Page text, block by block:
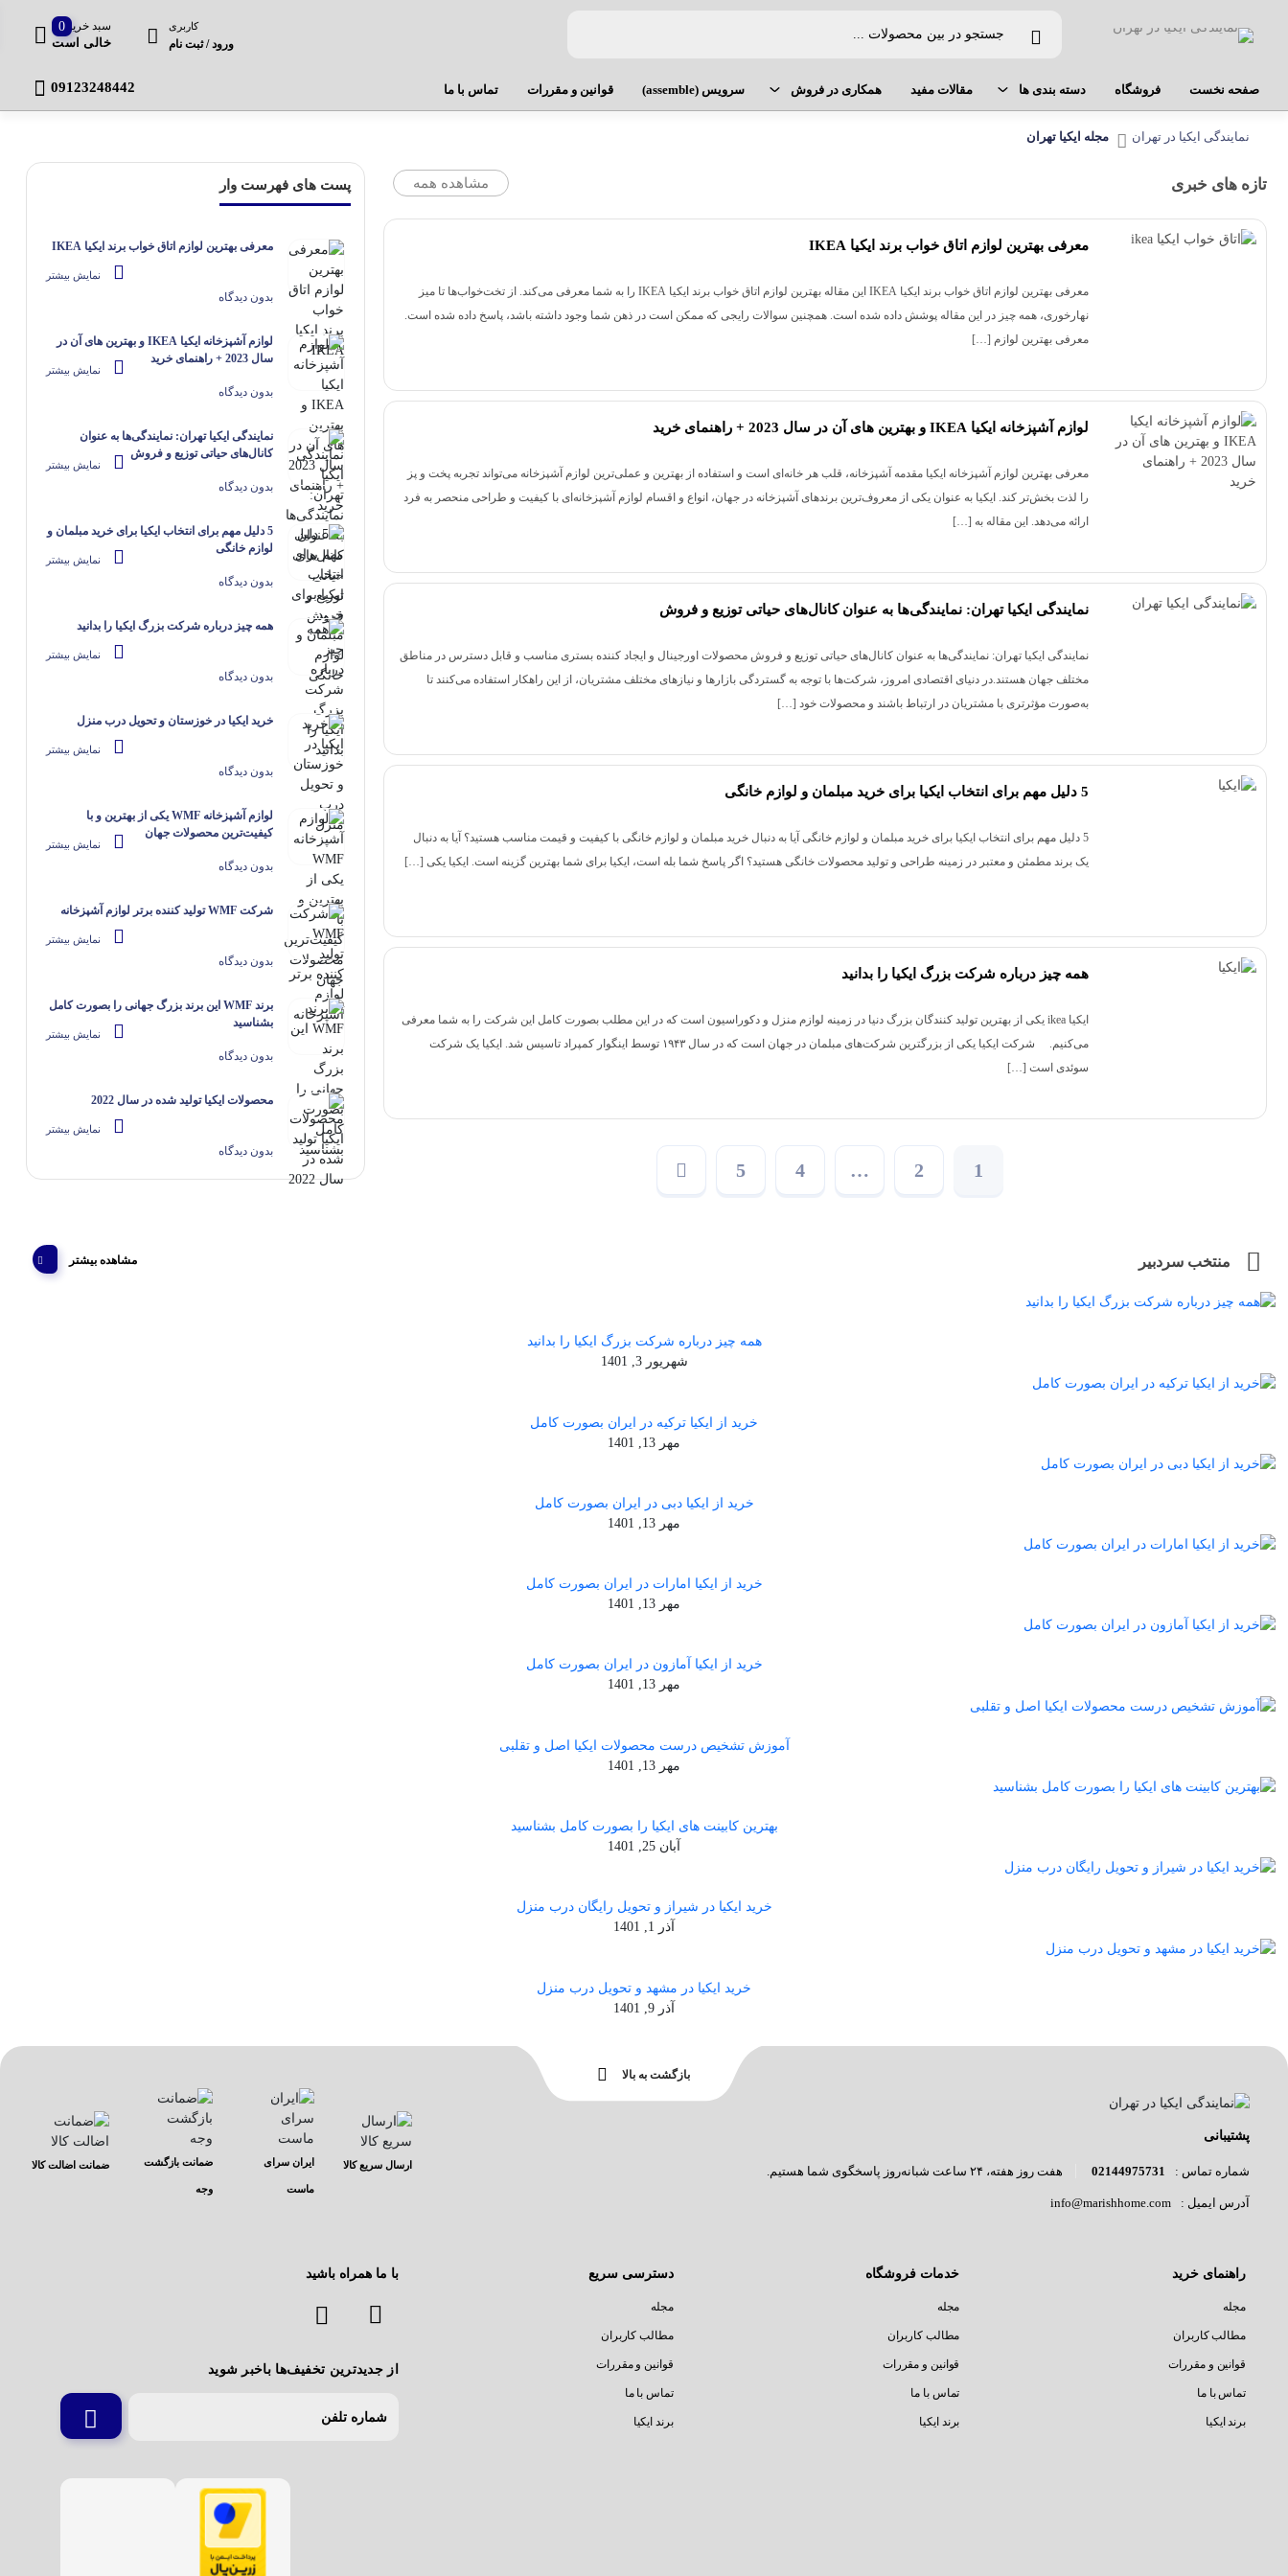
کاربری
ورود / ثبت نام
سبد خرید
خالی است
0
صفحه نخست فروشگاه دسته بندی ها
لوازم اشپزخانه
ست کفگیر و ملاقه
انواع استند
قاشق و چنگال
کتری و قوری
شیر جوش/قهوه جوش
سس خوری و اب لیمو خوری
قیچی
جا ادویه و سرویس غذاخوری
ابکش و ابگیر
کاسه و پیاله
پارچ و بطری
لوازم بهداشتی
لوازم کودک و نوجوان
محصولات برند WMF
مقالات مفید همکاری در فروش
ورود به حساب همکاری در فروش
سرویس (assemble) قوانین و مقررات تماس با ما 09123248442
نمایندگی ایکیا در تهران مجله ایکیا تهران
تازه های خبری مشاهده همه
معرفی بهترین لوازم اتاق خواب برند ایکیا IKEA
معرفی بهترین لوازم اتاق خواب برند ایکیا IKEA این مقاله بهترین لوازم اتاق خواب برند ایکیا IKEA را به شما معرفی می‌کند. از تخت‌خواب‌ها تا میز
نهارخوری، همه چیز در این مقاله پوشش داده شده است. همچنین سوالات رایجی که ممکن است در ذهن شما وجود داشته باشد، پاسخ داده شده است.
معرفی بهترین لوازم […]
لوازم آشپزخانه ایکیا IKEA و بهترین های آن در سال 2023 + راهنمای خرید
معرفی بهترین لوازم آشپزخانه ایکیا مقدمه آشپزخانه، قلب هر خانه‌ای است و استفاده از بهترین و عملی‌ترین لوازم آشپزخانه می‌تواند تجربه پخت و پز
را لذت بخش‌تر کند. ایکیا به عنوان یکی از معروف‌ترین برندهای آشپزخانه در جهان، انواع و اقسام لوازم آشپزخانه‌ای با کیفیت و طراحی منحصر به فرد
ارائه می‌دهد. این مقاله به […]
نمایندگی ایکیا تهران: نمایندگی‌ها به عنوان کانال‌های حیاتی توزیع و فروش
نمایندگی ایکیا تهران: نمایندگی‌ها به عنوان کانال‌های حیاتی توزیع و فروش محصولات اورجینال و ایجاد کننده بستری مناسب و قابل دسترس در مناطق
مختلف جهان هستند.در دنیای اقتصادی امروز، شرکت‌ها با توجه به گستردگی بازارها و نیازهای مختلف مشتریان، از این راهکار استفاده می‌کنند تا
به‌صورت مؤثرتری با مشتریان در ارتباط باشند و محصولات خود […]
5 دلیل مهم برای انتخاب ایکیا برای خرید مبلمان و لوازم خانگی
5 دلیل مهم برای انتخاب ایکیا برای خرید مبلمان و لوازم خانگی آیا به دنبال خرید مبلمان و لوازم خانگی با کیفیت و قیمت مناسب هستید؟ آیا به دنبال
یک برند مطمئن و معتبر در زمینه طراحی و تولید محصولات خانگی هستید؟ اگر پاسخ شما بله است، ایکیا برای شما بهترین گزینه است. ایکیا یکی […]
همه چیز درباره شرکت بزرگ ایکیا را بدانید
ایکیا ikea یکی از بهترین تولید کنندگان بزرگ دنیا در زمینه لوازم منزل و دکوراسیون است که در این مطلب بصورت کامل این شرکت را به شما معرفی
می‌کنیم. شرکت ایکیا یکی از بزرگترین شرکت‌های مبلمان در جهان است که در سال ۱۹۴۳ توسط اینگوار کمپراد تاسیس شد. ایکیا یک شرکت
سوئدی است […]
1
2
…
4
5
پست های فهرست وار
معرفی بهترین لوازم اتاق خواب برند ایکیا IKEA
بدون دیدگاه
نمایش بیشتر
لوازم آشپزخانه ایکیا IKEA و بهترین های آن در
سال 2023 + راهنمای خرید
بدون دیدگاه
نمایش بیشتر
نمایندگی ایکیا تهران: نمایندگی‌ها به عنوان
کانال‌های حیاتی توزیع و فروش
بدون دیدگاه
نمایش بیشتر
5 دلیل مهم برای انتخاب ایکیا برای خرید مبلمان و
لوازم خانگی
بدون دیدگاه
نمایش بیشتر
همه چیز درباره شرکت بزرگ ایکیا را بدانید
بدون دیدگاه
نمایش بیشتر
خرید ایکیا در خوزستان و تحویل درب منزل
بدون دیدگاه
نمایش بیشتر
لوازم آشپزخانه WMF یکی از بهترین و با
کیفیت‌ترین محصولات جهان
بدون دیدگاه
نمایش بیشتر
شرکت WMF تولید کننده برتر لوازم آشپزخانه
بدون دیدگاه
نمایش بیشتر
برند WMF این برند بزرگ جهانی را بصورت کامل
بشناسید
بدون دیدگاه
نمایش بیشتر
محصولات ایکیا تولید شده در سال 2022
بدون دیدگاه
نمایش بیشتر
منتخب سردبیر مشاهده بیشتر
همه چیز درباره شرکت بزرگ ایکیا را بدانید
شهریور 3, 1401
خرید از ایکیا ترکیه در ایران بصورت کامل
مهر 13, 1401
خرید از ایکیا دبی در ایران بصورت کامل
مهر 13, 1401
خرید از ایکیا امارات در ایران بصورت کامل
مهر 13, 1401
خرید از ایکیا آمازون در ایران بصورت کامل
مهر 13, 1401
آموزش تشخیص درست محصولات ایکیا اصل و تقلبی
مهر 13, 1401
بهترین کابینت های ایکیا را بصورت کامل بشناسید
آبان 25, 1401
خرید ایکیا در شیراز و تحویل رایگان درب منزل
آذر 1, 1401
خرید ایکیا در مشهد و تحویل درب منزل
آذر 9, 1401
بازگشت به بالا
پشتیبانی
شماره تماس : 02144975731 هفت روز هفته، ۲۴ ساعت شبانه‌روز پاسخگوی شما هستیم.
آدرس ایمیل : info@marishhome.com
ارسال سریع کالا ایران سرای
ماست
ضمانت بازگشت
وجه
ضمانت اضالت کالا
راهنمای خرید
مجله
مطالب کاربران
قوانین و مقررات
تماس با ما
برند ایکیا
خدمات فروشگاه
مجله
مطالب کاربران
قوانین و مقررات
تماس با ما
برند ایکیا
دسترسی سریع
مجله
مطالب کاربران
قوانین و مقررات
تماس با ما
برند ایکیا
با ما همراه باشید
از جدیدترین تخفیف‌ها باخبر شوید